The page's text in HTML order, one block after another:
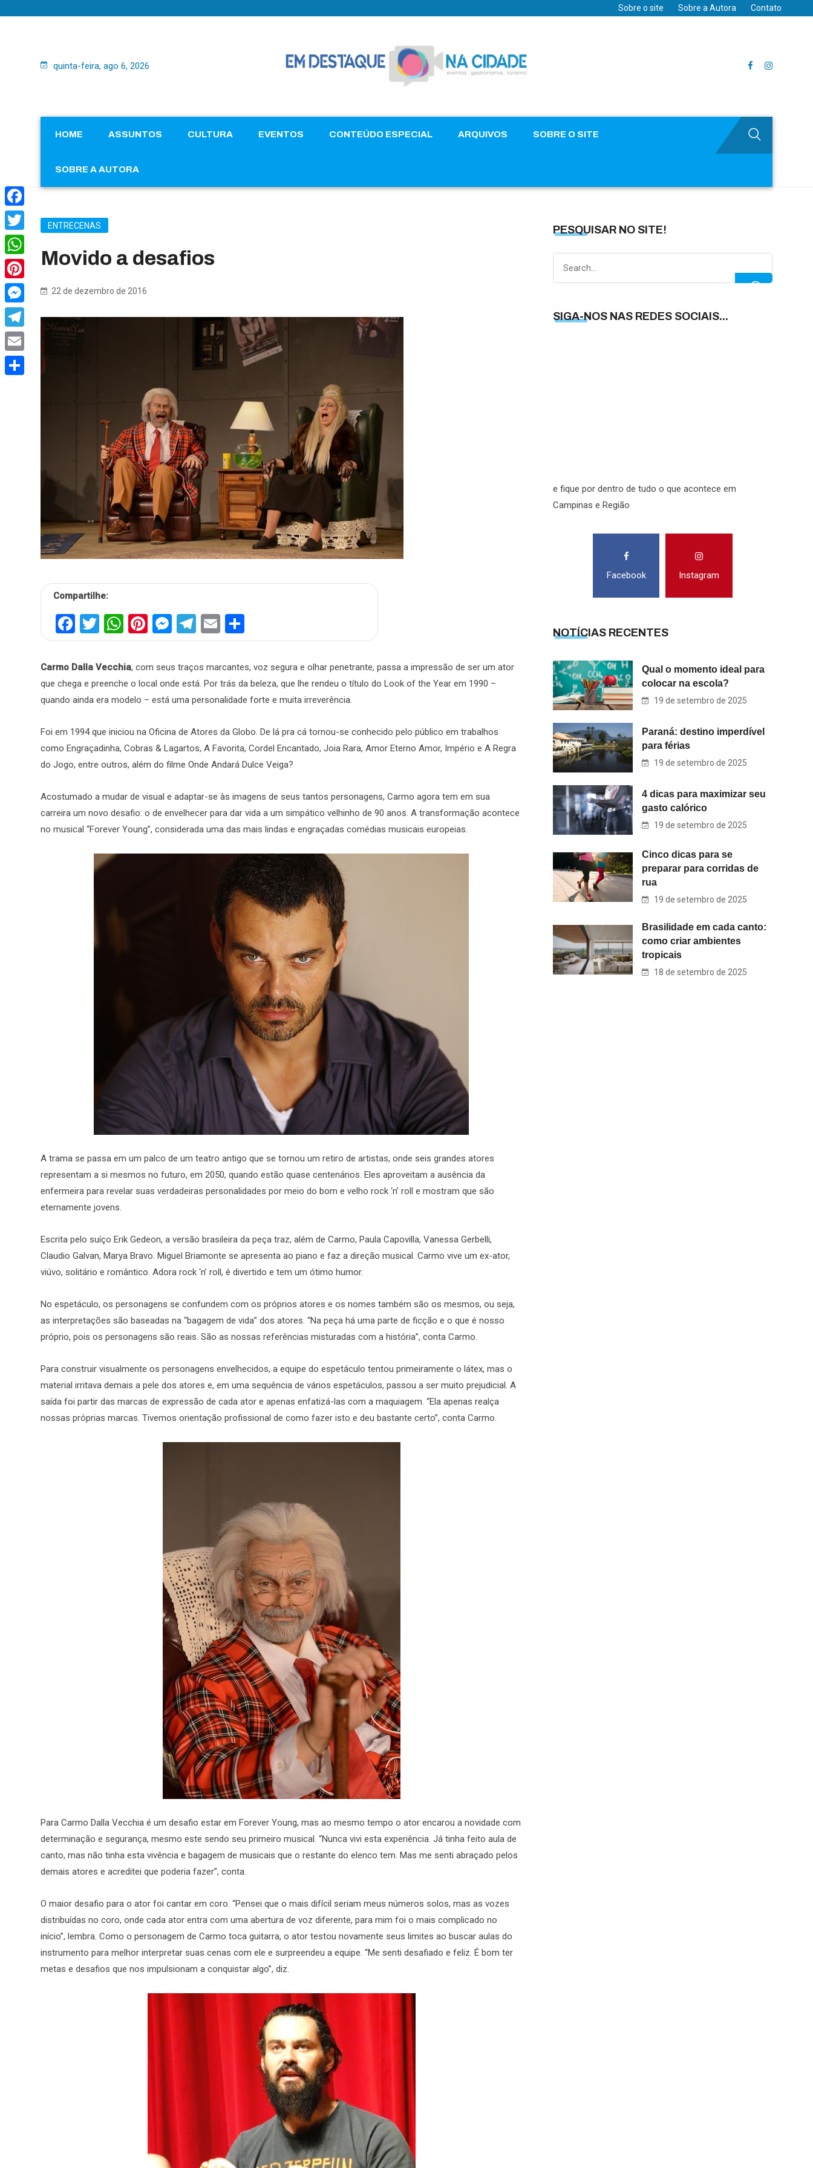
Sobre o site Sobre a Autora Contato
quinta-feira, ago 6, 2026
HOME ASSUNTOS CULTURA EVENTOS CONTEÚDO ESPECIAL ARQUIVOS SOBRE O SITE
SOBRE A AUTORA
ENTRECENAS
Movido a desafios
22 de dezembro de 2016
Compartilhe:
Facebook
Twitter
WhatsApp
Pinterest
Messenger
Telegram
Email
Carmo Dalla Vecchia, com seus traços marcantes, voz segura e olhar penetrante, passa a impressão de ser um ator
que chega e preenche o local onde está. Por trás da beleza, que lhe rendeu o título do Look of the Year em 1990 –
quando ainda era modelo – está uma personalidade forte e muita irreverência.
Foi em 1994 que iniciou na Oficina de Atores da Globo. De lá pra cá tornou-se conhecido pelo público em trabalhos
como Engraçadinha, Cobras & Lagartos, A Favorita, Cordel Encantado, Joia Rara, Amor Eterno Amor, Império e A Regra
do Jogo, entre outros, além do filme Onde Andará Dulce Veiga?
Acostumado a mudar de visual e adaptar-se às imagens de seus tantos personagens, Carmo agora tem em sua
carreira um novo desafio: o de envelhecer para dar vida a um simpático velhinho de 90 anos. A transformação acontece
no musical “Forever Young”, considerada uma das mais lindas e engraçadas comédias musicais europeias.
A trama se passa em um palco de um teatro antigo que se tornou um retiro de artistas, onde seis grandes atores
representam a si mesmos no futuro, em 2050, quando estão quase centenários. Eles aproveitam a ausência da
enfermeira para revelar suas verdadeiras personalidades por meio do bom e velho rock ‘n’ roll e mostram que são
eternamente jovens.
Escrita pelo suíço Erik Gedeon, a versão brasileira da peça traz, além de Carmo, Paula Capovilla, Vanessa Gerbelli,
Claudio Galvan, Marya Bravo. Miguel Briamonte se apresenta ao piano e faz a direção musical. Carmo vive um ex-ator,
viúvo, solitário e romântico. Adora rock ‘n’ roll, é divertido e tem um ótimo humor.
No espetáculo, os personagens se confundem com os próprios atores e os nomes também são os mesmos, ou seja,
as interpretações são baseadas na “bagagem de vida” dos atores. “Na peça há uma parte de ficção e o que é nosso
próprio, pois os personagens são reais. São as nossas referências misturadas com a história”, conta Carmo.
Para construir visualmente os personagens envelhecidos, a equipe do espetáculo tentou primeiramente o látex, mas o
material irritava demais a pele dos atores e, em uma sequência de vários espetáculos, passou a ser muito prejudicial. A
saída foi partir das marcas de expressão de cada ator e apenas enfatizá-las com a maquiagem. “Ela apenas realça
nossas próprias marcas. Tivemos orientação profissional de como fazer isto e deu bastante certo”, conta Carmo.
Para Carmo Dalla Vecchia é um desafio estar em Forever Young, mas ao mesmo tempo o ator encarou a novidade com
determinação e segurança, mesmo este sendo seu primeiro musical. “Nunca vivi esta experiência. Já tinha feito aula de
canto, mas não tinha esta vivência e bagagem de musicais que o restante do elenco tem. Mas me senti abraçado pelos
demais atores e acreditei que poderia fazer”, conta.
O maior desafio para o ator foi cantar em coro. “Pensei que o mais difícil seriam meus números solos, mas as vozes
distribuídas no coro, onde cada ator entra com uma abertura de voz diferente, para mim foi o mais complicado no
início”, lembra. Como o personagem de Carmo toca guitarra, o ator testou novamente seus limites ao buscar aulas do
instrumento para melhor interpretar suas cenas com ele e surpreendeu a equipe. “Me senti desafiado e feliz. É bom ter
metas e desafios que nos impulsionam a conquistar algo”, diz.
PESQUISAR NO SITE!
SIGA-NOS NAS REDES SOCIAIS...
e fique por dentro de tudo o que acontece em
Campinas e Região
Facebook Instagram
NOTÍCIAS RECENTES
Qual o momento ideal para
colocar na escola?
19 de setembro de 2025
Paraná: destino imperdível
para férias
19 de setembro de 2025
4 dicas para maximizar seu
gasto calórico
19 de setembro de 2025
Cinco dicas para se
preparar para corridas de
rua
19 de setembro de 2025
Brasilidade em cada canto:
como criar ambientes
tropicais
18 de setembro de 2025
Facebook
Twitter
WhatsApp
Pinterest
Messenger
Telegram
Email